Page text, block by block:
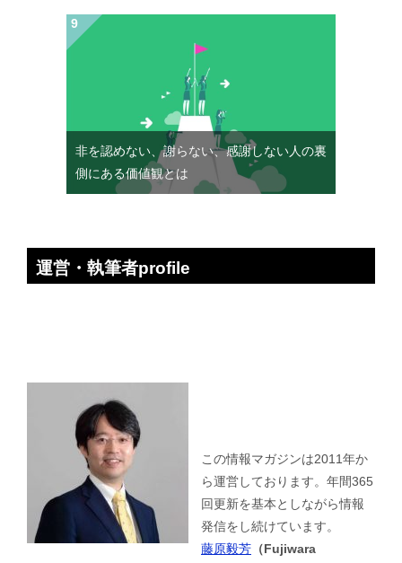
非を認めない、謝らない、感謝しない人の裏
側にある価値観とは
運営・執筆者profile
この情報マガジンは2011年か
ら運営しております。年間365
回更新を基本としながら情報
発信をし続けています。
藤原毅芳 （Fujiwara